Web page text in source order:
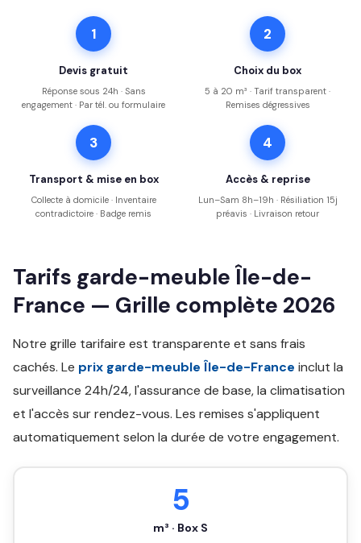
1
Devis gratuit
Réponse sous 24h · Sans
engagement · Par tél. ou formulaire
2
Choix du box
5 à 20 m³ · Tarif transparent ·
Remises dégressives
3
Transport & mise en box
Collecte à domicile · Inventaire
contradictoire · Badge remis
4
Accès & reprise
Lun–Sam 8h–19h · Résiliation 15j
préavis · Livraison retour
Tarifs garde-meuble Île-de-
France — Grille complète 2026
Notre grille tarifaire est transparente et sans frais
cachés. Le prix garde-meuble Île-de-France inclut la
surveillance 24h/24, l'assurance de base, la climatisation
et l'accès sur rendez-vous. Les remises s'appliquent
automatiquement selon la durée de votre engagement.
5
m³ · Box S